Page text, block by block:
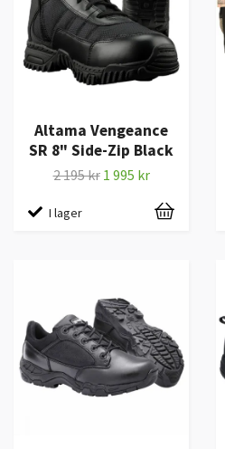
Altama Vengeance
SR 8" Side-Zip Black
2 195 kr 1 995 kr
I lager